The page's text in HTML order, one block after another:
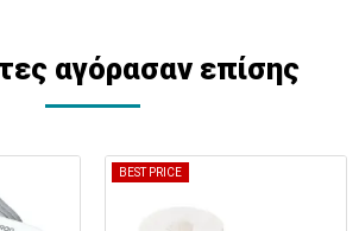
αγόρασαν επίσης
BEST PRICE